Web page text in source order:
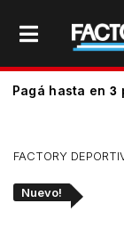
Pagá hasta en 3
Nuevo!